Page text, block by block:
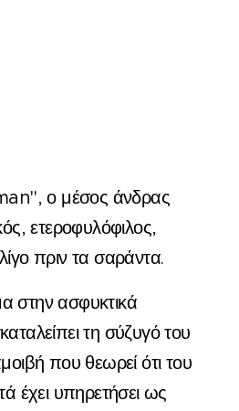
ο μέσος άνδρας
ετεροφυλόφιλος,
πριν τα σαράντα.
στην ασφυκτικά
τη σύζυγό του
που θεωρεί ότι του
έχει υπηρετήσει ως